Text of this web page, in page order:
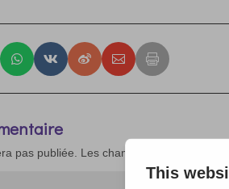
pas publiée. Les champs obligatoires